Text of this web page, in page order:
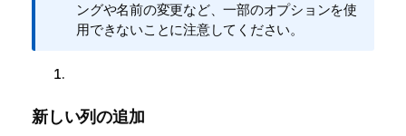
ングや名前の変更など、一部のオプションを使
用できないことに注意してください。
新しい列の追加